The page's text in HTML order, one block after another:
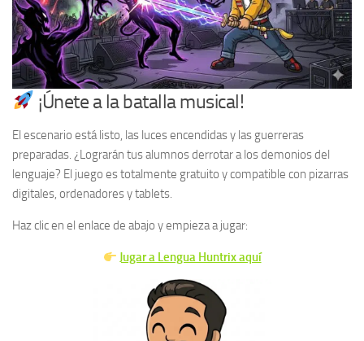
¡Únete a la batalla musical!
El escenario está listo, las luces encendidas y las guerreras
preparadas. ¿Lograrán tus alumnos derrotar a los demonios del
lenguaje? El juego es totalmente gratuito y compatible con pizarras
digitales, ordenadores y tablets.
Haz clic en el enlace de abajo y empieza a jugar:
Jugar a Lengua Huntrix aquí